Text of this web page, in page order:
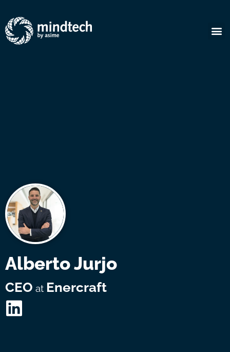
Alberto Jurjo
CEO at Enercraft